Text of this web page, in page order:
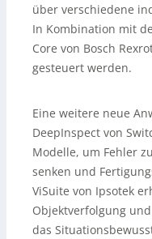
über verschiedene
In Kombination mit
Core von Bosch
gesteuert werden.
Eine weitere neue
DeepInspect von
Modelle, um Fehler
senken und
ViSuite von Ipsotek
Objektverfolgung
das